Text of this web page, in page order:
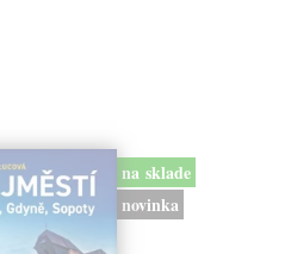
na sklade
novinka